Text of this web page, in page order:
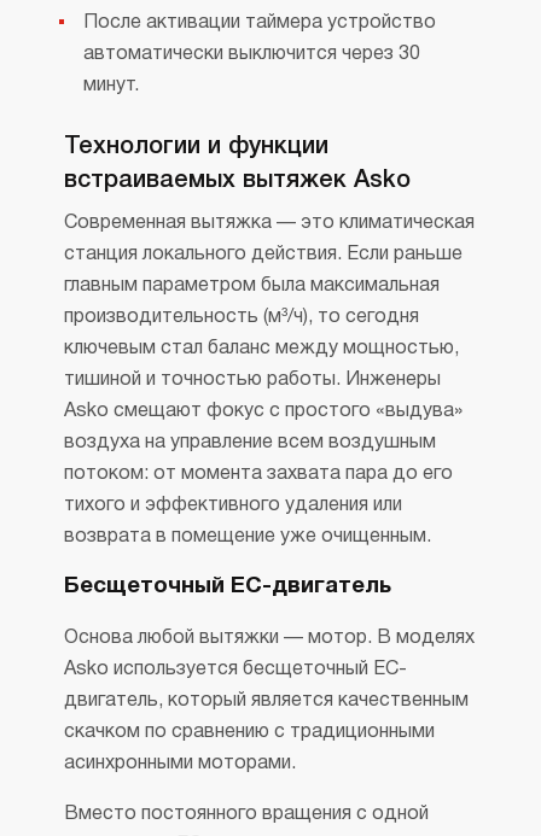
После активации таймера устройство
автоматически выключится через 30
минут.
Технологии и функции
встраиваемых вытяжек Asko
Современная вытяжка — это климатическая
станция локального действия. Если раньше
главным параметром была максимальная
производительность (м³/ч), то сегодня
ключевым стал баланс между мощностью,
тишиной и точностью работы. Инженеры
Asko смещают фокус с простого «выдува»
воздуха на управление всем воздушным
потоком: от момента захвата пара до его
тихого и эффективного удаления или
возврата в помещение уже очищенным.
Бесщеточный EC-двигатель
Основа любой вытяжки — мотор. В моделях
Asko используется бесщеточный EC-
двигатель, который является качественным
скачком по сравнению с традиционными
асинхронными моторами.
Вместо постоянного вращения с одной